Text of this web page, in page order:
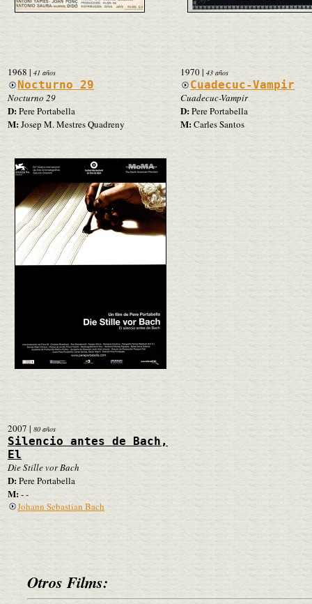
1968 | 41 años
Nocturno 29
Nocturno 29
D:Pere Portabella
M:Josep M. Mestres Quadreny
1970| 43 años
Cuadecuc-Vampir
Cuadecuc-Vampir
D:Pere Portabella
M:Carles Santos
2007| 80 años
Silencio antes de Bach,
El
Die Stille vor Bach
D:Pere Portabella
M: - -
Johann Sebastian Bach
Otros Films: